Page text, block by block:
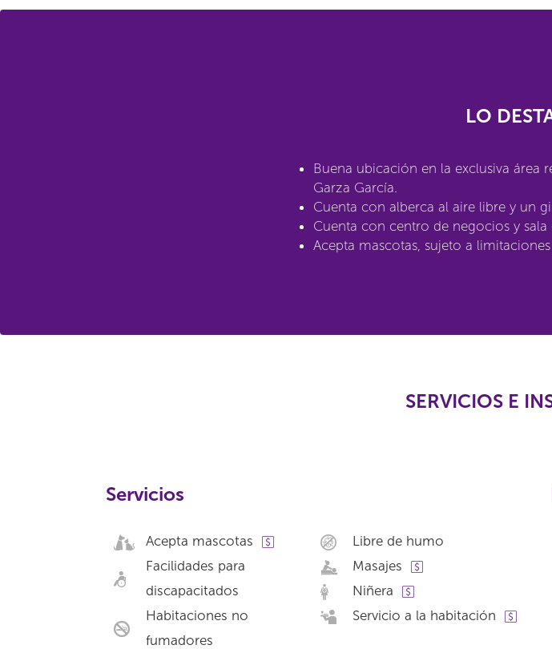
LO
Buena ubicación en la exclusiva área
Garza García.
Cuenta con alberca al aire libre y un
Cuenta con centro de negocios y sala
Acepta mascotas, sujeto a
SERVICIOS E
Servicios
Acepta mascotas
Facilidades para
discapacitados
Habitaciones no
fumadores
Libre de humo
Masajes
Niñera
Servicio a la habitación